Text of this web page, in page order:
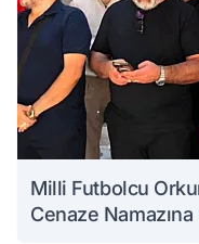
Milli Futbolcu
Cenaze Namazına